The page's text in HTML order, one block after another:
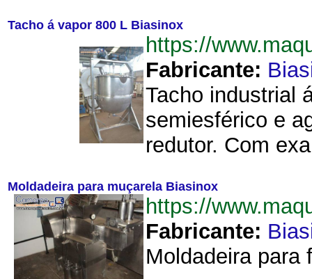
Tacho á vapor 800 L Biasinox
https://
Fabricante:
Tacho industrial
semiesférico e
redutor. Com
Moldadeira para muçarela Biasinox
https://
Fabricante:
Moldadeira para